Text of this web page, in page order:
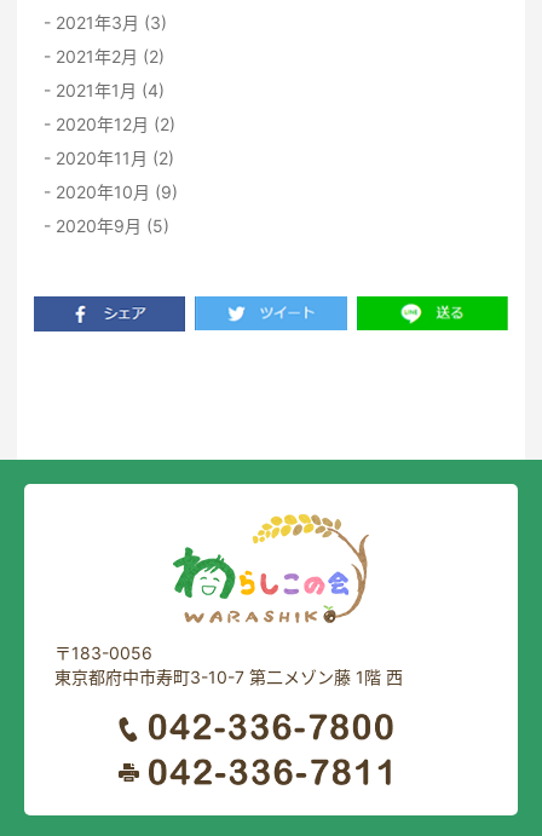
2021年3月 (3)
2021年2月 (2)
2021年1月 (4)
2020年12月 (2)
2020年11月 (2)
2020年10月 (9)
2020年9月 (5)
〒183-0056
東京都府中市寿町3-10-7 第二メゾン藤 1階 西